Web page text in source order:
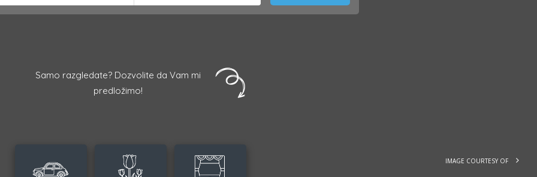
IMAGE COURTESY OF
Samo razgledate? Dozvolite da Vam mi
predložimo!